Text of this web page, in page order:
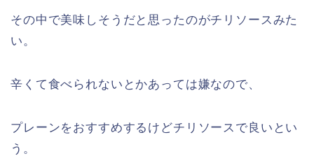
その中で美味しそうだと思ったのがチリソースみた
い。
辛くて食べられないとかあっては嫌なので、
プレーンをおすすめするけどチリソースで良いとい
う。